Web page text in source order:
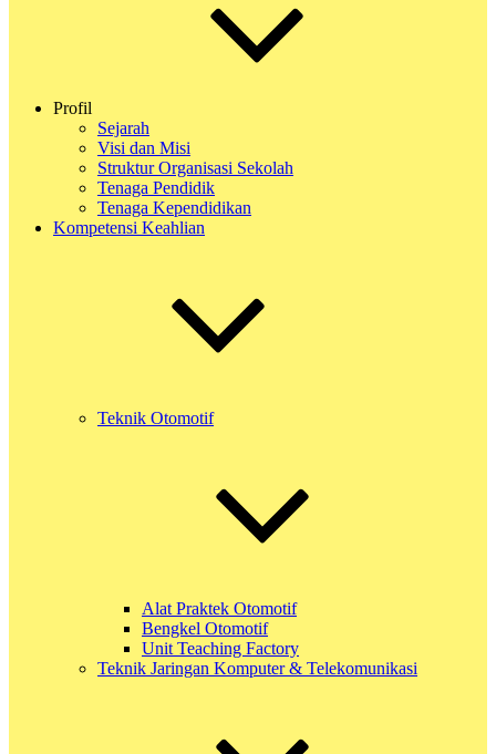
Profil
Sejarah
Visi dan Misi
Struktur Organisasi Sekolah
Tenaga Pendidik
Tenaga Kependidikan
Kompetensi Keahlian
Teknik Otomotif
Alat Praktek Otomotif
Bengkel Otomotif
Unit Teaching Factory
Teknik Jaringan Komputer & Telekomunikasi